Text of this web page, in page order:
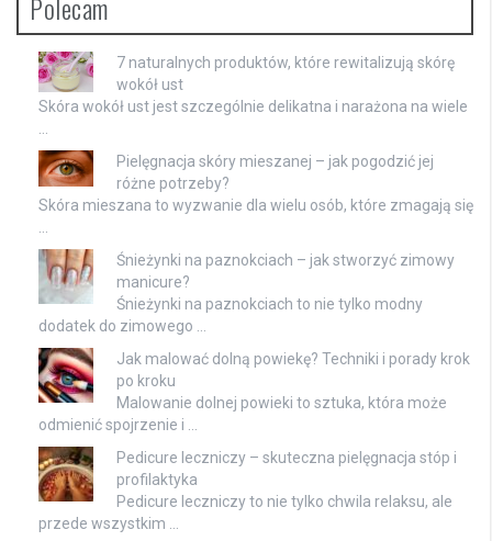
7 naturalnych produktów, które rewitalizują skórę
wokół ust
Skóra wokół ust jest szczególnie delikatna i narażona na wiele
Pielęgnacja skóry mieszanej – jak pogodzić jej
różne potrzeby?
Skóra mieszana to wyzwanie dla wielu osób, które zmagają się
Śnieżynki na paznokciach – jak stworzyć zimowy
manicure?
Śnieżynki na paznokciach to nie tylko modny
dodatek do zimowego …
Jak malować dolną powiekę? Techniki i porady krok
po kroku
Malowanie dolnej powieki to sztuka, która może
odmienić spojrzenie i …
Pedicure leczniczy – skuteczna pielęgnacja stóp i
profilaktyka
Pedicure leczniczy to nie tylko chwila relaksu, ale
przede wszystkim …